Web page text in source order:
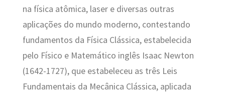
na física atômica, laser e diversas outras
aplicações do mundo moderno, contestando
fundamentos da Física Clássica, estabelecida
pelo Físico e Matemático inglês Isaac Newton
(1642-1727), que estabeleceu as três Leis
Fundamentais da Mecânica Clássica, aplicada